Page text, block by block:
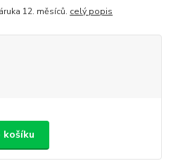
12. měsíců. celý popis
košíku